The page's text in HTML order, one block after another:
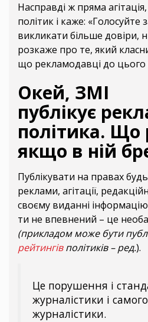
Насправді ж пряма
політик і каже: «Голосуйте
викликати більше довіри,
розкаже про те, який
що рекламодавці до цього
Окей, ЗМІ
публікує
політика. Що
якщо в ній
Публікувати на правах
реклами, агітації,
своєму виданні
ти не впевнений – це
(прикладом може бути
рейтингівполітиків – ред.).
Це порушення і
журналістики і
журналістики.